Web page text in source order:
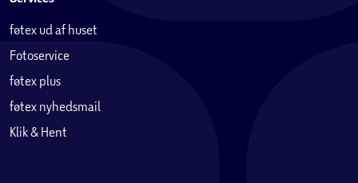
føtex ud af huset
Fotoservice
føtex plus
føtex nyhedsmail
Klik & Hent